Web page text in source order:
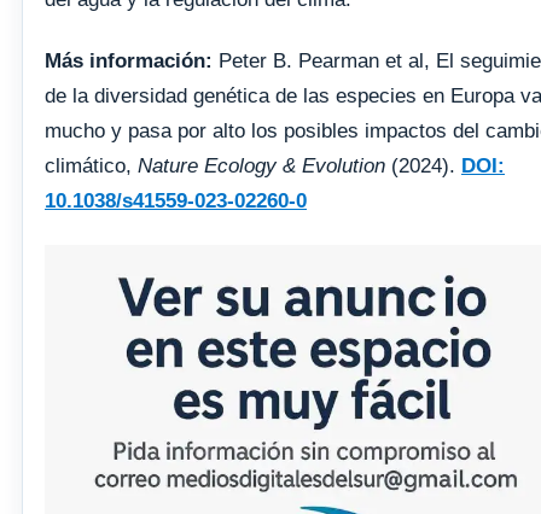
Más información: Peter B. Pearman et al, El
de la diversidad genética de las especies en Europa
mucho y pasa por alto los posibles impactos del
climático, Nature Ecology & Evolution (2024). DOI:
10.1038/s41559-023-02260-0